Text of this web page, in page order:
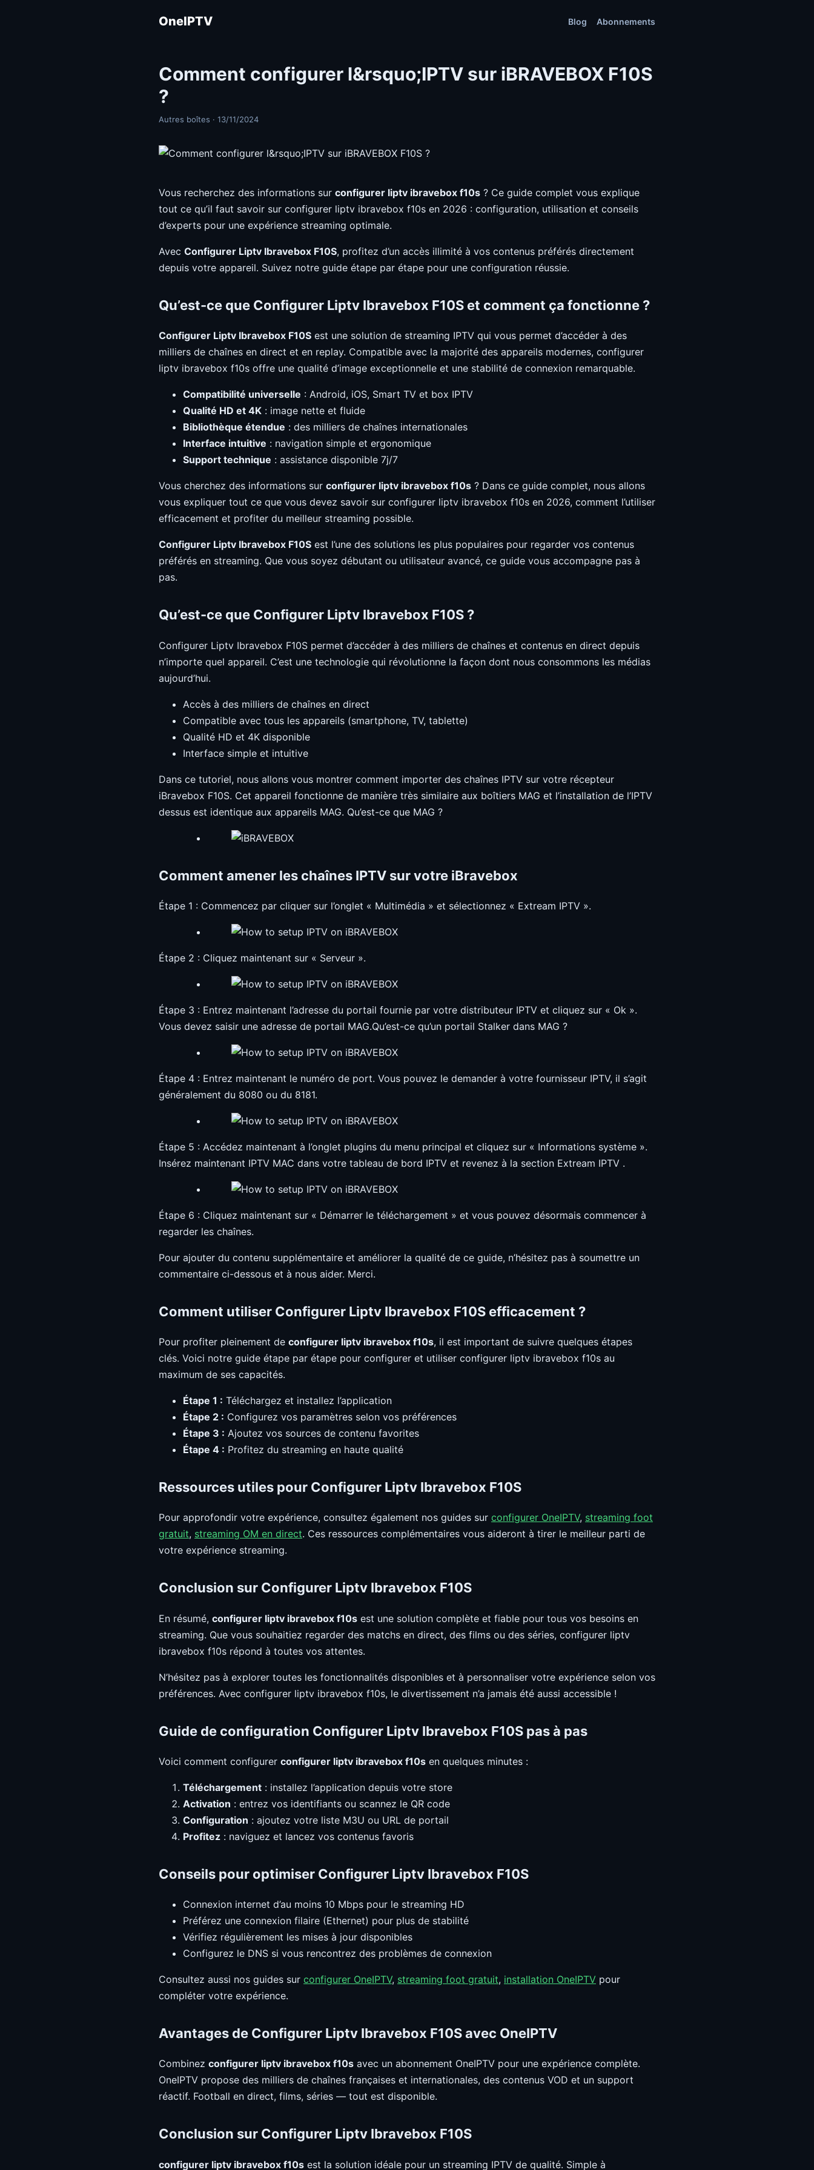
OneIPTV Blog Abonnements
Comment configurer l&rsquo;IPTV sur iBRAVEBOX F10S
?
Autres boîtes · 13/11/2024
Vous recherchez des informations sur configurer liptv ibravebox f10s ? Ce guide complet vous explique
tout ce qu’il faut savoir sur configurer liptv ibravebox f10s en 2026 : configuration, utilisation et conseils
d’experts pour une expérience streaming optimale.
Avec Configurer Liptv Ibravebox F10S, profitez d’un accès illimité à vos contenus préférés directement
depuis votre appareil. Suivez notre guide étape par étape pour une configuration réussie.
Qu’est-ce que Configurer Liptv Ibravebox F10S et comment ça fonctionne ?
Configurer Liptv Ibravebox F10S est une solution de streaming IPTV qui vous permet d’accéder à des
milliers de chaînes en direct et en replay. Compatible avec la majorité des appareils modernes, configurer
liptv ibravebox f10s offre une qualité d’image exceptionnelle et une stabilité de connexion remarquable.
Compatibilité universelle : Android, iOS, Smart TV et box IPTV
Qualité HD et 4K : image nette et fluide
Bibliothèque étendue : des milliers de chaînes internationales
Interface intuitive : navigation simple et ergonomique
Support technique : assistance disponible 7j/7
Vous cherchez des informations sur configurer liptv ibravebox f10s ? Dans ce guide complet, nous allons
vous expliquer tout ce que vous devez savoir sur configurer liptv ibravebox f10s en 2026, comment l’utiliser
efficacement et profiter du meilleur streaming possible.
Configurer Liptv Ibravebox F10S est l’une des solutions les plus populaires pour regarder vos contenus
préférés en streaming. Que vous soyez débutant ou utilisateur avancé, ce guide vous accompagne pas à
pas.
Qu’est-ce que Configurer Liptv Ibravebox F10S ?
Configurer Liptv Ibravebox F10S permet d’accéder à des milliers de chaînes et contenus en direct depuis
n’importe quel appareil. C’est une technologie qui révolutionne la façon dont nous consommons les médias
aujourd’hui.
Accès à des milliers de chaînes en direct
Compatible avec tous les appareils (smartphone, TV, tablette)
Qualité HD et 4K disponible
Interface simple et intuitive
Dans ce tutoriel, nous allons vous montrer comment importer des chaînes IPTV sur votre récepteur
iBravebox F10S. Cet appareil fonctionne de manière très similaire aux boîtiers MAG et l’installation de l’IPTV
dessus est identique aux appareils MAG. Qu’est-ce que MAG ?
Comment amener les chaînes IPTV sur votre iBravebox
Étape 1 : Commencez par cliquer sur l’onglet « Multimédia » et sélectionnez « Extream IPTV ».
Étape 2 : Cliquez maintenant sur « Serveur ».
Étape 3 : Entrez maintenant l’adresse du portail fournie par votre distributeur IPTV et cliquez sur « Ok ».
Vous devez saisir une adresse de portail MAG.Qu’est-ce qu’un portail Stalker dans MAG ?
Étape 4 : Entrez maintenant le numéro de port. Vous pouvez le demander à votre fournisseur IPTV, il s’agit
généralement du 8080 ou du 8181.
Étape 5 : Accédez maintenant à l’onglet plugins du menu principal et cliquez sur « Informations système ».
Insérez maintenant IPTV MAC dans votre tableau de bord IPTV et revenez à la section Extream IPTV .
Étape 6 : Cliquez maintenant sur « Démarrer le téléchargement » et vous pouvez désormais commencer à
regarder les chaînes.
Pour ajouter du contenu supplémentaire et améliorer la qualité de ce guide, n’hésitez pas à soumettre un
commentaire ci-dessous et à nous aider. Merci.
Comment utiliser Configurer Liptv Ibravebox F10S efficacement ?
Pour profiter pleinement de configurer liptv ibravebox f10s, il est important de suivre quelques étapes
clés. Voici notre guide étape par étape pour configurer et utiliser configurer liptv ibravebox f10s au
maximum de ses capacités.
Étape 1 : Téléchargez et installez l’application
Étape 2 : Configurez vos paramètres selon vos préférences
Étape 3 : Ajoutez vos sources de contenu favorites
Étape 4 : Profitez du streaming en haute qualité
Ressources utiles pour Configurer Liptv Ibravebox F10S
Pour approfondir votre expérience, consultez également nos guides sur configurer OneIPTV, streaming foot
gratuit, streaming OM en direct. Ces ressources complémentaires vous aideront à tirer le meilleur parti de
votre expérience streaming.
Conclusion sur Configurer Liptv Ibravebox F10S
En résumé, configurer liptv ibravebox f10s est une solution complète et fiable pour tous vos besoins en
streaming. Que vous souhaitiez regarder des matchs en direct, des films ou des séries, configurer liptv
ibravebox f10s répond à toutes vos attentes.
N’hésitez pas à explorer toutes les fonctionnalités disponibles et à personnaliser votre expérience selon vos
préférences. Avec configurer liptv ibravebox f10s, le divertissement n’a jamais été aussi accessible !
Guide de configuration Configurer Liptv Ibravebox F10S pas à pas
Voici comment configurer configurer liptv ibravebox f10s en quelques minutes :
Téléchargement : installez l’application depuis votre store
Activation : entrez vos identifiants ou scannez le QR code
Configuration : ajoutez votre liste M3U ou URL de portail
Profitez : naviguez et lancez vos contenus favoris
Conseils pour optimiser Configurer Liptv Ibravebox F10S
Connexion internet d’au moins 10 Mbps pour le streaming HD
Préférez une connexion filaire (Ethernet) pour plus de stabilité
Vérifiez régulièrement les mises à jour disponibles
Configurez le DNS si vous rencontrez des problèmes de connexion
Consultez aussi nos guides sur configurer OneIPTV, streaming foot gratuit, installation OneIPTV pour
compléter votre expérience.
Avantages de Configurer Liptv Ibravebox F10S avec OneIPTV
Combinez configurer liptv ibravebox f10s avec un abonnement OneIPTV pour une expérience complète.
OneIPTV propose des milliers de chaînes françaises et internationales, des contenus VOD et un support
réactif. Football en direct, films, séries — tout est disponible.
Conclusion sur Configurer Liptv Ibravebox F10S
configurer liptv ibravebox f10s est la solution idéale pour un streaming IPTV de qualité. Simple à